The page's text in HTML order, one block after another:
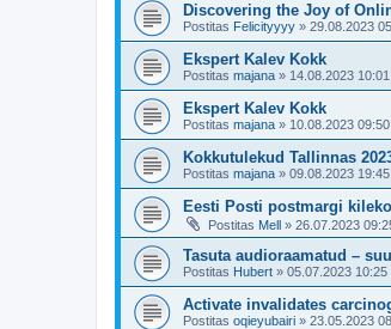
Discovering the Joy of
Postitas Felicityyyy » 29.08.2023
Ekspert Kalev Kokk
Postitas majana » 14.08.2023 10:01
Ekspert Kalev Kokk
Postitas majana » 10.08.2023 09:50
Kokkutulekud Tallinnas
Postitas majana » 09.08.2023 19:45
Eesti Posti postmargi
Postitas Mell » 26.07.2023
Tasuta audioraamatud –
Postitas Hubert » 05.07.2023 10:25
Activate invalidates
Postitas oqieyubairi » 23.05.2023